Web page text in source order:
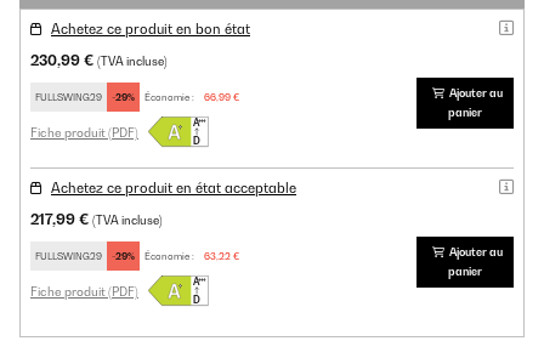
Achetez ce produit en bon état
230,99 € (TVA incluse)
FULLSWING29 -29% Économie : 66,99 €
Fiche produit (PDF)
Ajouter au
panier
Achetez ce produit en état acceptable
217,99 € (TVA incluse)
FULLSWING29 -29% Économie : 63,22 €
Fiche produit (PDF)
Ajouter au
panier